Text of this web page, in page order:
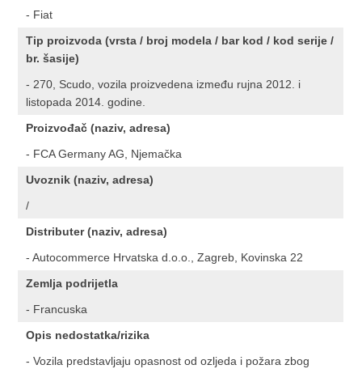
- Fiat
Tip proizvoda (vrsta / broj modela / bar kod / kod serije /
br. šasije)
- 270, Scudo, vozila proizvedena između rujna 2012. i
listopada 2014. godine.
Proizvođač (naziv, adresa)
- FCA Germany AG, Njemačka
Uvoznik (naziv, adresa)
/
Distributer (naziv, adresa)
- Autocommerce Hrvatska d.o.o., Zagreb, Kovinska 22
Zemlja podrijetla
- Francuska
Opis nedostatka/rizika
- Vozila predstavljaju opasnost od ozljeda i požara zbog